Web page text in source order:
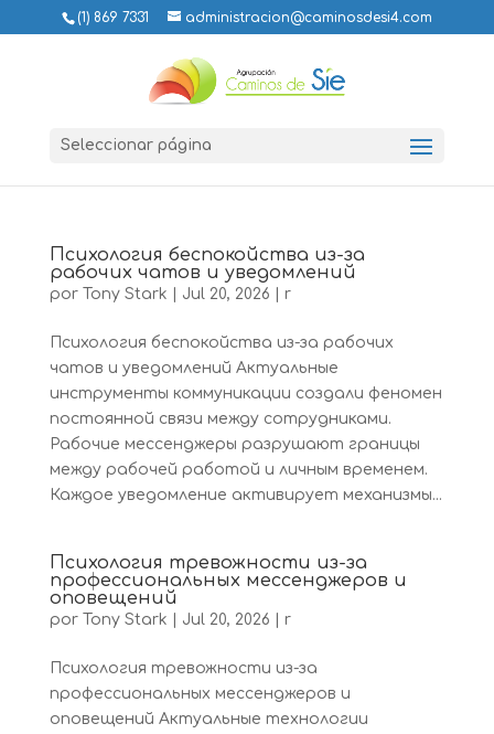
(1) 869 7331 administracion@caminosdesi4.com
Seleccionar página
Психология беспокойства из-за
рабочих чатов и уведомлений
por Tony Stark Jul 20, 2026 r
Психология беспокойства из-за рабочих
чатов и уведомлений Актуальные
инструменты коммуникации создали феномен
постоянной связи между сотрудниками.
Рабочие мессенджеры разрушают границы
между рабочей работой и личным временем.
Каждое уведомление активирует механизмы...
Психология тревожности из-за
профессиональных мессенджеров и
оповещений
por Tony Stark Jul 20, 2026 r
Психология тревожности из-за
профессиональных мессенджеров и
оповещений Актуальные технологии